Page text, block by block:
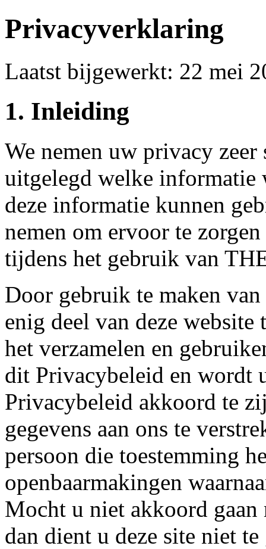
Privacyverklaring
Laatst bijgewerkt: 22 mei
1. Inleiding
We nemen uw privacy
uitgelegd welke informatie
deze informatie kunnen
nemen om ervoor te
tijdens het gebruik van
Door gebruik te maken
enig deel van deze website
het verzamelen en
dit Privacybeleid en wordt
Privacybeleid akkoord te
gegevens aan ons te
persoon die toestemming
openbaarmakingen
Mocht u niet akkoord gaan
dan dient u deze site niet